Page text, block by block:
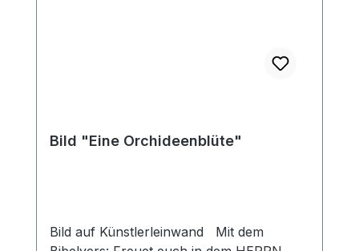
Bild "Eine Orchideenblüte"
Bild auf Künstlerleinwand Mit dem